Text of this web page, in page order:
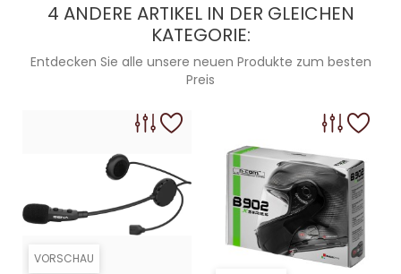
4 ANDERE ARTIKEL IN DER GLEICHEN
KATEGORIE:
Entdecken Sie alle unsere neuen Produkte zum besten
Preis
VORSCHAU